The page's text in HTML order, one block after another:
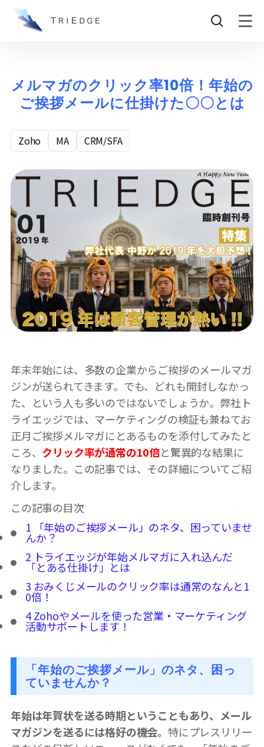
メルマガのクリック率10倍！年始の
ご挨拶メールに仕掛けた〇〇とは
Zoho MA CRM/SFA
年末年始には、多数の企業からご挨拶のメールマガ
ジンが送られてきます。でも、どれも開封しなかっ
た、という人も多いのではないでしょうか。弊社ト
ライエッジでは、マーケティングの検証も兼ねてお
正月ご挨拶メルマガにとあるものを添付してみたと
ころ、 クリック率が通常の10倍と驚異的な結果に
なりました。この記事では、その詳細についてご紹
介します。
この記事の目次
1 「年始のご挨拶メール」のネタ、困っていませ
んか？
2 トライエッジが年始メルマガに入れ込んだ
「とある仕掛け」とは
3 おみくじメールのクリック率は通常のなんと1
0倍！
4Zohoやメールを使った営業・マーケティング
活動サポートします！
「年始のご挨拶メール」のネタ、困っ
ていませんか？
年始は年賀状を送る時期ということもあり、メール
マガジンを送るには格好の機会。特にプレスリリー